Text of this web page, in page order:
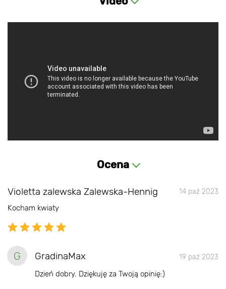
Ocena
Violetta zalewska Zalewska-Hennig 14 paź 2023
Kocham kwiaty
G GradinaMax 19 paź 2023
Dzień dobry. Dziękuję za Twoją opinię:)